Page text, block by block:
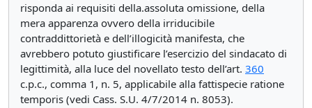
risponda ai requisiti della.assoluta omissione, della
mera apparenza ovvero della irriducibile
contraddittorietà e dell’illogicità manifesta, che
avrebbero potuto giustificare l’esercizio del sindacato di
legittimità, alla luce del novellato testo dell’art. 360
c.p.c., comma 1, n. 5, applicabile alla fattispecie ratione
temporis (vedi Cass. S.U. 4/7/2014 n. 8053).